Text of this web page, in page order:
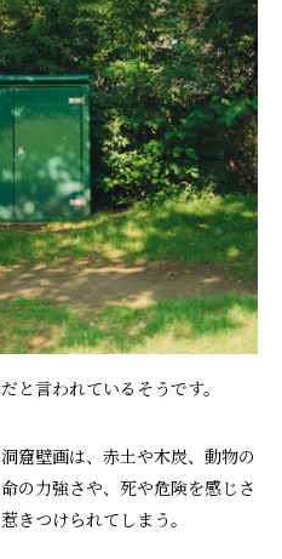
と言われているそうです。
窟壁画は、赤土や木炭、動物の
の力強さや、死や危険を感じさ
きつけられてしまう。